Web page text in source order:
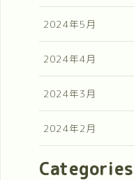
2024年5月
2024年4月
2024年3月
2024年2月
Categories